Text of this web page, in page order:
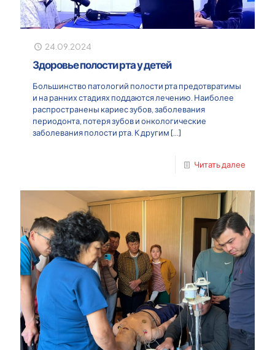
24.09.2024
Здоровье полости рта у детей
Большинство патологий полости рта предотвратимы
и на ранних стадиях поддаются лечению. Наиболее
распространены кариес зубов, заболевания
периодонта, потеря зубов и онкологические
заболевания полости рта. К другим[…]
Читать далее